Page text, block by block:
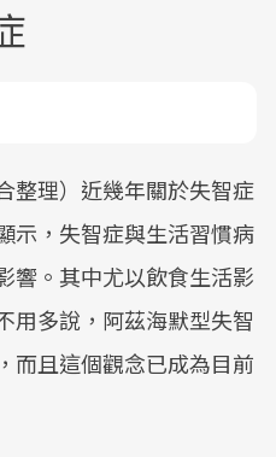
整理）近幾年關於失智症
示，失智症與生活習慣病
響。其中尤以飲食生活影
用多說，阿茲海默型失智
而且這個觀念已成為目前